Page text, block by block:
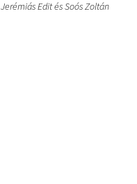
Jerémiás Edit és Soós Zoltán